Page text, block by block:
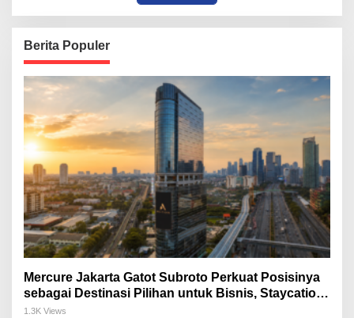
Berita Populer
Mercure Jakarta Gatot Subroto Perkuat Posisinya
sebagai Destinasi Pilihan untuk Bisnis, Staycation,
Meeting, dan Kuliner di Jakarta Selatan
1.3K Views